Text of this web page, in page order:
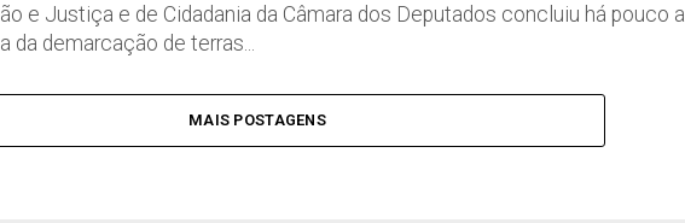
e Justiça e de Cidadania da Câmara dos Deputados concluiu há pouco a
demarcação de terras...
MAIS POSTAGENS